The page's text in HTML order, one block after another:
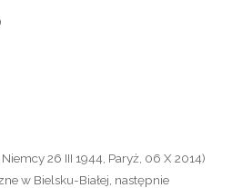
26 III 1944, Paryż, 06 X 2014)
w Bielsku-Białej, następnie